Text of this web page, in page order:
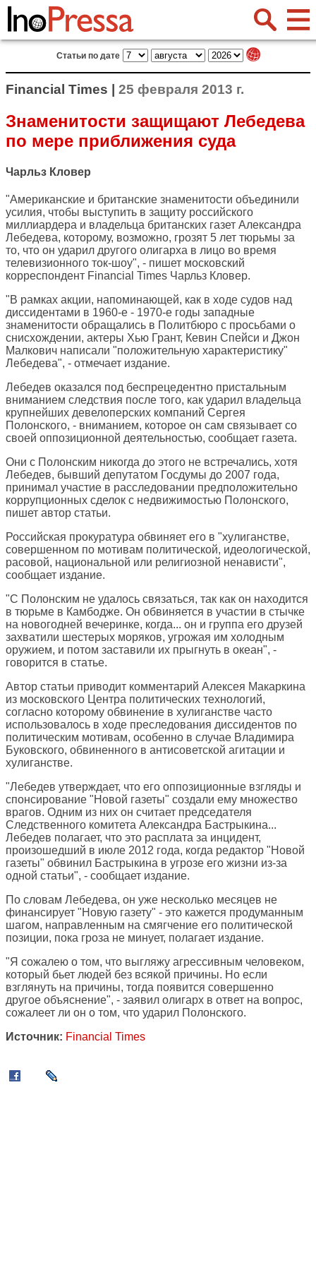
Статьи по дате
Financial Times | 25 февраля 2013 г.
Знаменитости защищают Лебедева
по мере приближения суда
Чарльз Кловер
"Американские и британские знаменитости объединили
усилия, чтобы выступить в защиту российского
миллиардера и владельца британских газет Александра
Лебедева, которому, возможно, грозят 5 лет тюрьмы за
то, что он ударил другого олигарха в лицо во время
телевизионного ток-шоу", - пишет московский
корреспондент Financial Times Чарльз Кловер.
"В рамках акции, напоминающей, как в ходе судов над
диссидентами в 1960-е - 1970-е годы западные
знаменитости обращались в Политбюро с просьбами о
снисхождении, актеры Хью Грант, Кевин Спейси и Джон
Малкович написали "положительную характеристику"
Лебедева", - отмечает издание.
Лебедев оказался под беспрецедентно пристальным
вниманием следствия после того, как ударил владельца
крупнейших девелоперских компаний Сергея
Полонского, - вниманием, которое он сам связывает со
своей оппозиционной деятельностью, сообщает газета.
Они с Полонским никогда до этого не встречались, хотя
Лебедев, бывший депутатом Госдумы до 2007 года,
принимал участие в расследовании предположительно
коррупционных сделок с недвижимостью Полонского,
пишет автор статьи.
Российская прокуратура обвиняет его в "хулиганстве,
совершенном по мотивам политической, идеологической,
расовой, национальной или религиозной ненависти",
сообщает издание.
"С Полонским не удалось связаться, так как он находится
в тюрьме в Камбодже. Он обвиняется в участии в стычке
на новогодней вечеринке, когда... он и группа его друзей
захватили шестерых моряков, угрожая им холодным
оружием, и потом заставили их прыгнуть в океан", -
говорится в статье.
Автор статьи приводит комментарий Алексея Макаркина
из московского Центра политических технологий,
согласно которому обвинение в хулиганстве часто
использовалось в ходе преследования диссидентов по
политическим мотивам, особенно в случае Владимира
Буковского, обвиненного в антисоветской агитации и
хулиганстве.
"Лебедев утверждает, что его оппозиционные взгляды и
спонсирование "Новой газеты" создали ему множество
врагов. Одним из них он считает председателя
Следственного комитета Александра Бастрыкина...
Лебедев полагает, что это расплата за инцидент,
произошедший в июле 2012 года, когда редактор "Новой
газеты" обвинил Бастрыкина в угрозе его жизни из-за
одной статьи", - сообщает издание.
По словам Лебедева, он уже несколько месяцев не
финансирует "Новую газету" - это кажется продуманным
шагом, направленным на смягчение его политической
позиции, пока гроза не минует, полагает издание.
"Я сожалею о том, что выгляжу агрессивным человеком,
который бьет людей без всякой причины. Но если
взглянуть на причины, тогда появится совершенно
другое объяснение", - заявил олигарх в ответ на вопрос,
сожалеет ли он о том, что ударил Полонского.
Источник: Financial Times